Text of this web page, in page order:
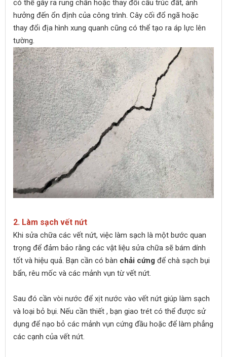
có thể gây ra rung chấn hoặc thay đổi cấu trúc đất, ảnh
hưởng đến ổn định của công trình. Cây cối đổ ngã hoặc
thay đổi địa hình xung quanh cũng có thể tạo ra áp lực lên
tường.
2. Làm sạch vết nứt
Khi sửa chữa các vết nứt, việc làm sạch là một bước quan
trọng để đảm bảo rằng các vật liệu sửa chữa sẽ bám dính
tốt và hiệu quả. Bạn cần có bàn chải cứng để chà sạch bụi
bẩn, rêu mốc và các mảnh vụn từ vết nứt.
Sau đó cần vòi nước để xịt nước vào vết nứt giúp làm sạch
và loại bỏ bụi. Nếu cần thiết , bạn giao trét có thể được sử
dụng để nạo bỏ các mảnh vụn cứng đầu hoặc để làm phẳng
các cạnh của vết nứt.